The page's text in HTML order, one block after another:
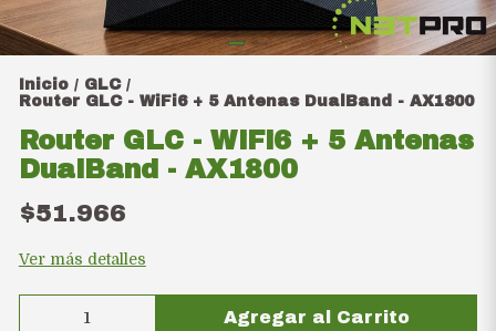
Inicio / GLC /
Router GLC - WiFi6 + 5 Antenas DualBand - AX1800
Router GLC - WiFi6 + 5 Antenas
DualBand - AX1800
$51.966
Ver más detalles
Agregar al Carrito